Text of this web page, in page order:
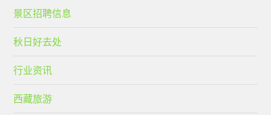
景区招聘信息
秋日好去处
行业资讯
西藏旅游